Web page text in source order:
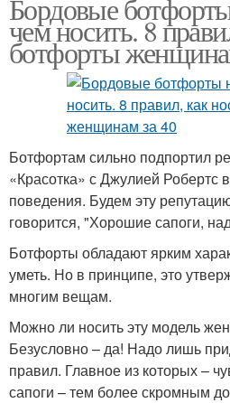
Бордовые
чем носить. 8
ботфорты
Ботфортам сильно подпортил
«Красотка» с Джулией Робертс
поведения. Будем эту
говорится, "Хорошие сапоги,
Ботфорты обладают ярким
уметь. Но в принципе, это
многим вещам.
Можно ли носить эту модель
Безусловно – да! Надо лишь
правил. Главное из которых –
сапоги – тем более скромным